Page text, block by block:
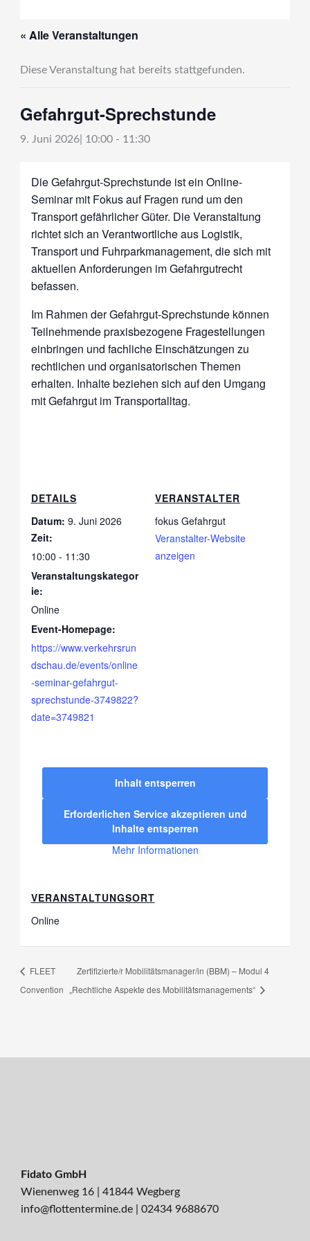
« Alle Veranstaltungen
Diese Veranstaltung hat bereits stattgefunden.
Gefahrgut-Sprechstunde
9. Juni 2026| 10:00- 11:30
Die Gefahrgut-Sprechstunde ist ein Online-
Seminar mit Fokus auf Fragen rund um den
Transport gefährlicher Güter. Die Veranstaltung
richtet sich an Verantwortliche aus Logistik,
Transport und Fuhrparkmanagement, die sich mit
aktuellen Anforderungen im Gefahrgutrecht
befassen.
Im Rahmen der Gefahrgut-Sprechstunde können
Teilnehmende praxisbezogene Fragestellungen
einbringen und fachliche Einschätzungen zu
rechtlichen und organisatorischen Themen
erhalten. Inhalte beziehen sich auf den Umgang
mit Gefahrgut im Transportalltag.
DETAILS
Datum: 9. Juni 2026
Zeit:
10:00 - 11:30
Veranstaltungskategor
ie:
Online
Event-Homepage:
https://www.verkehrsrun
dschau.de/events/online
-seminar-gefahrgut-
sprechstunde-3749822?
date=3749821
VERANSTALTER
fokus Gefahrgut
Veranstalter-Website
anzeigen
VERANSTALTUNGSORT
Online
Inhalt entsperren
Erforderlichen Service akzeptieren und
Inhalte entsperren
Mehr Informationen
FLEET
Convention
Zertifizierte/r Mobilitätsmanager/in (BBM) – Modul 4
„Rechtliche Aspekte des Mobilitätsmanagements“
Fidato GmbH
Wienenweg 16 | 41844 Wegberg
info@flottentermine.de
02434 9688670